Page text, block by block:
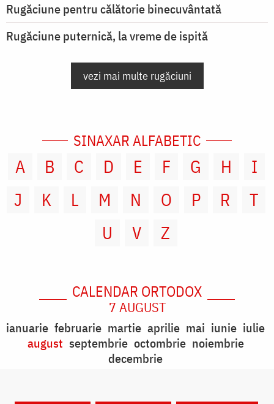
Rugăciune pentru călătorie binecuvântată
Rugăciune puternică, la vreme de ispită
vezi mai multe rugăciuni
SINAXAR ALFABETIC
A B C D E F G H
I
J
K L M N O P R
T
U
V Z
CALENDAR ORTODOX
7 AUGUST
ianuarie februarie martie aprilie mai iunie iulie
august septembrie octombrie noiembrie
decembrie